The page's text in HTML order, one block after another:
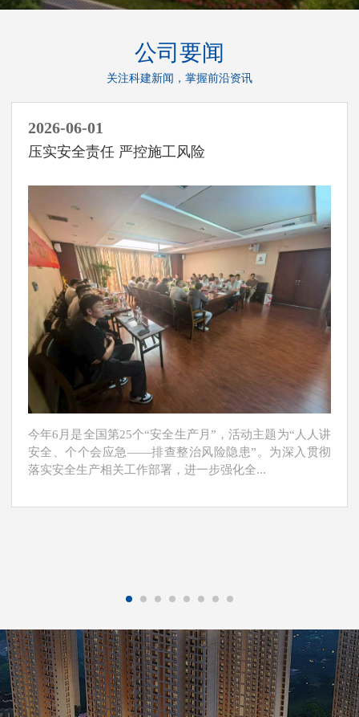
公司要闻
关注科建新闻，掌握前沿资讯
2026-06-01
压实安全责任 严控施工风险
今年6月是全国第25个“安全生产月”，活动主题为“人人讲
安全、个个会应急——排查整治风险隐患”。为深入贯彻
落实安全生产相关工作部署，进一步强化全...